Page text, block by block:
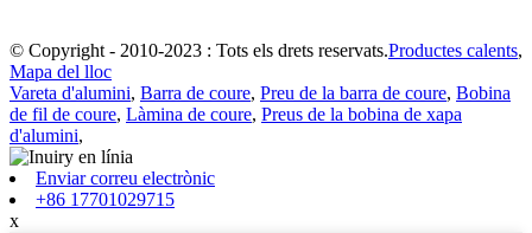
© Copyright - 2010-2023 : Tots els drets reservats.Productes calents,
Mapa del lloc
Vareta d'alumini, Barra de coure, Preu de la barra de coure, Bobina
de fil de coure, Làmina de coure, Preus de la bobina de xapa
d'alumini,
Enviar correu electrònic
+86 17701029715
x